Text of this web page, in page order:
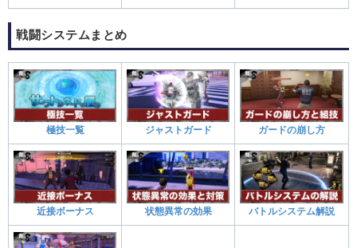
戦闘システムまとめ
極技一覧 ジャストガード ガードの崩し方
近接ボーナス 状態異常の効果 バトルシステム解説